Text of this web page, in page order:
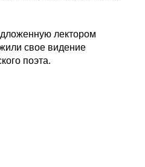
лектором
свое видение
поэта.